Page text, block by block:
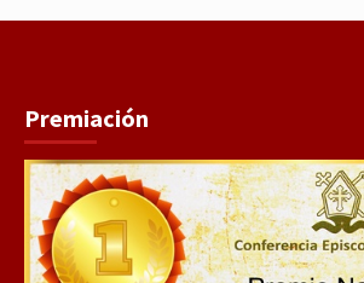
Premiación